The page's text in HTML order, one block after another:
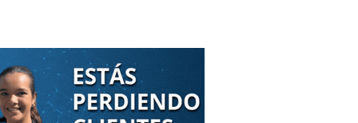
de San Benito